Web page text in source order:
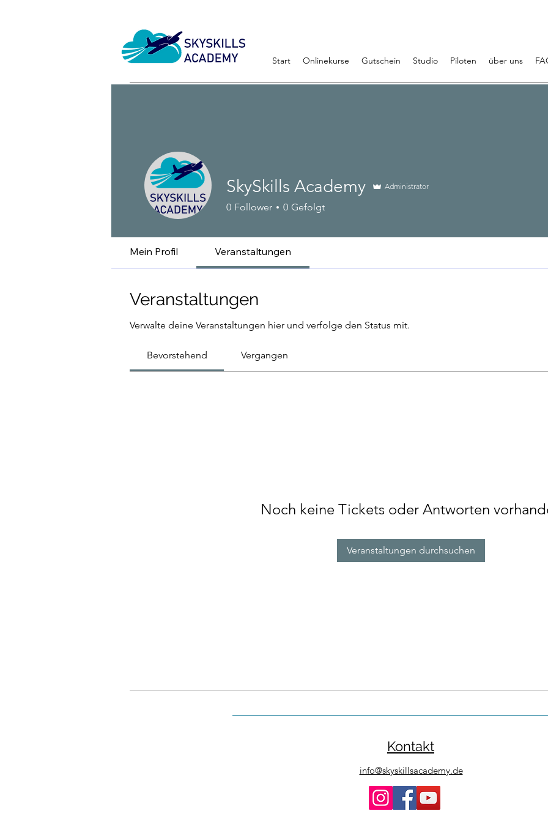
Start Onlinekurse Gutschein Studio Piloten über uns
SkySkills Academy Administrator
0 Follower 0 Gefolgt
Mein Profil Veranstaltungen
Veranstaltungen
Verwalte deine Veranstaltungen hier und verfolge den Status mit.
Bevorstehend Vergangen
Noch keine Tickets oder Antworten
Veranstaltungen durchsuchen
Kontakt
info@skyskillsacademy.de